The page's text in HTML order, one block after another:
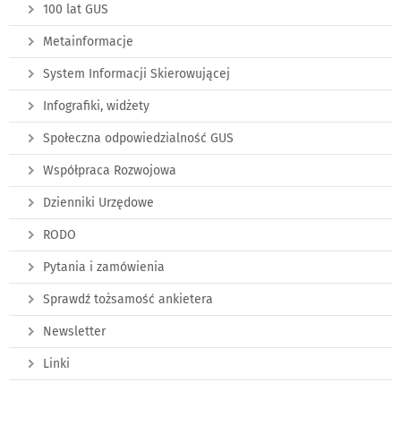
100 lat GUS
Metainformacje
System Informacji Skierowującej
Infografiki, widżety
Społeczna odpowiedzialność GUS
Współpraca Rozwojowa
Dzienniki Urzędowe
RODO
Pytania i zamówienia
Sprawdź tożsamość ankietera
Newsletter
Linki